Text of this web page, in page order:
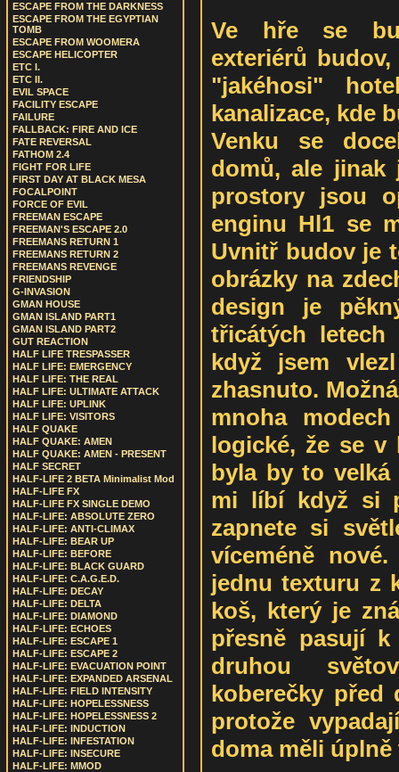
ESCAPE FROM THE DARKNESS
ESCAPE FROM THE EGYPTIAN
TOMB
ESCAPE FROM WOOMERA
ESCAPE HELICOPTER
ETC I.
ETC II.
EVIL SPACE
FACILITY ESCAPE
FAILURE
FALLBACK: FIRE AND ICE
FATE REVERSAL
FATHOM 2.4
FIGHT FOR LIFE
FIRST DAY AT BLACK MESA
FOCALPOINT
FORCE OF EVIL
FREEMAN ESCAPE
FREEMAN'S ESCAPE 2.0
FREEMANS RETURN 1
FREEMANS RETURN 2
FREEMANS REVENGE
FRIENDSHIP
G-INVASION
GMAN HOUSE
GMAN ISLAND PART1
GMAN ISLAND PART2
GUT REACTION
HALF LIFE TRESPASSER
HALF LIFE: EMERGENCY
HALF LIFE: THE REAL
HALF LIFE: ULTIMATE ATTACK
HALF LIFE: UPLINK
HALF LIFE: VISITORS
HALF QUAKE
HALF QUAKE: AMEN
HALF QUAKE: AMEN - PRESENT
HALF SECRET
HALF-LIFE 2 BETA Minimalist Mod
HALF-LIFE FX
HALF-LIFE FX SINGLE DEMO
HALF-LIFE: ABSOLUTE ZERO
HALF-LIFE: ANTI-CLIMAX
HALF-LIFE: BEAR UP
HALF-LIFE: BEFORE
HALF-LIFE: BLACK GUARD
HALF-LIFE: C.A.G.E.D.
HALF-LIFE: DECAY
HALF-LIFE: DELTA
HALF-LIFE: DIAMOND
HALF-LIFE: ECHOES
HALF-LIFE: ESCAPE 1
HALF-LIFE: ESCAPE 2
HALF-LIFE: EVACUATION POINT
HALF-LIFE: EXPANDED ARSENAL
HALF-LIFE: FIELD INTENSITY
HALF-LIFE: HOPELESSNESS
HALF-LIFE: HOPELESSNESS 2
HALF-LIFE: INDUCTION
HALF-LIFE: INFESTATION
HALF-LIFE: INSECURE
HALF-LIFE: MMOD
Ve hře se
exteriérů
"jakéhosi"
kanalizace, kde
Venku se
domů, ale jinak
prostory jsou
enginu Hl1 se
Uvnitř budov je
obrázky na
design je
třicátých
když jsem
zhasnuto.
mnoha
logické, že se v
byla by to velká
mi líbí když si
zapnete si
víceméně
jednu texturu z
koš, který je
přesně pasují
druhou
koberečky
protože
doma měli